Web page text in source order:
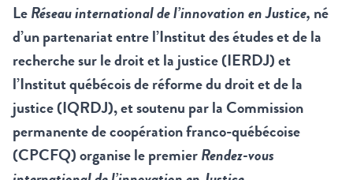
LeRéseau international de l’innovation en Justice, né
d’un partenariat entre l’Institut des études et de la
recherche sur le droit et la justice (IERDJ) et
l’Institut québécois de réforme du droit et de la
justice (IQRDJ), et soutenu par la Commission
permanente de coopération franco-québécoise
(CPCFQ) organise le premierRendez-vous